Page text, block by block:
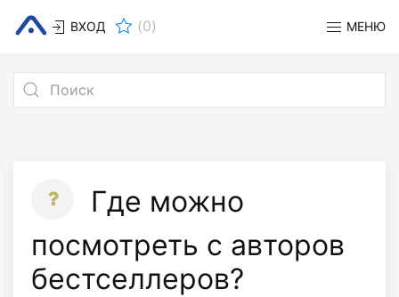
ВХОД (0) МЕНЮ
Где можно
посмотреть с авторов
бестселлеров?